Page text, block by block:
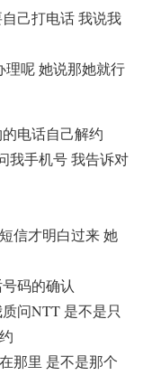
己打电话 我说我
理呢 她说那她就行
电话自己解约
我手机号 我告诉对
信才明白过来 她
码的确认
问NTT 是不是只
那里 是不是那个